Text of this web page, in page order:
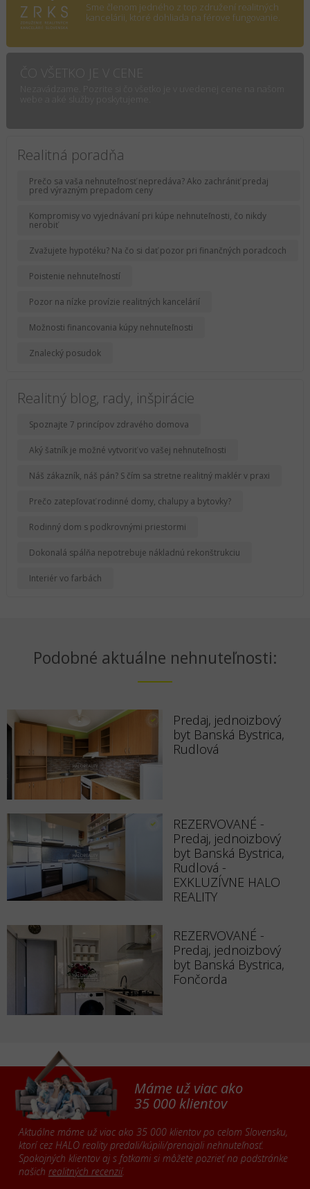
Sme členom jedného z top združení realitných
kancelárii, ktoré dohliada na férove fungovanie.
ČO VŠETKO JE V CENE
Realitná poradňa
Prečo sa vaša nehnuteľnosť nepredáva? Ako zachrániť predaj
pred výrazným prepadom ceny
Kompromisy vo vyjednávaní pri kúpe nehnuteľnosti, čo nikdy
nerobiť
Zvažujete hypotéku? Na čo si dať pozor pri finančných poradcoch
Poistenie nehnuteľností
Pozor na nízke provízie realitných kancelárií
Možnosti financovania kúpy nehnuteľnosti
Znalecký posudok
Realitný blog, rady, inšpirácie
Spoznajte 7 princípov zdravého domova
Aký šatník je možné vytvoriť vo vašej nehnuteľnosti
Náš zákazník, náš pán? S čím sa stretne realitný maklér v praxi
Prečo zatepľovať rodinné domy, chalupy a bytovky?
Rodinný dom s podkrovnými priestormi
Dokonalá spálňa nepotrebuje nákladnú rekonštrukciu
Interiér vo farbách
Podobné aktuálne nehnuteľnosti:
Predaj, jednoizbový
byt Banská Bystrica,
Rudlová
REZERVOVANÉ -
Predaj, jednoizbový
byt Banská Bystrica,
Rudlová -
EXKLUZÍVNE HALO
REALITY
REZERVOVANÉ -
Predaj, jednoizbový
byt Banská Bystrica,
Fončorda
Máme už viac ako
35 000 klientov
Aktuálne máme už viac ako 35 000 klientov po celom Slovensku,
ktorí cez HALO reality predali/kúpili/prenajali nehnuteľnosť.
Spokojných klientov aj s fotkami si môžete pozrieť na podstránke
našich realitných recenzií.